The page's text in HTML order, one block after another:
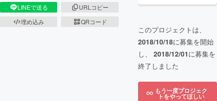
LINEで送る
URLコピー
埋め込み
QRコード
このプロジェクトは、
2018/10/18に募集を開始
し、 2018/12/01に募集を
終了しました
もう一度プロジェク
トをやってほしい